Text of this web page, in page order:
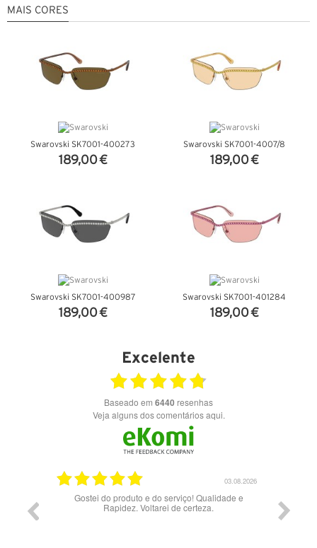
MAIS CORES
Swarovski SK7001-400273
189,00 €
Swarovski SK7001-4007/8
189,00 €
Swarovski SK7001-400987
189,00 €
Swarovski SK7001-401284
189,00 €
Excelente
Baseado em 6440 resenhas
Veja alguns dos comentários aqui.
03.08.2026
Gostei do produto e do serviço! Qualidade e
Rapidez. Voltarei de certeza.